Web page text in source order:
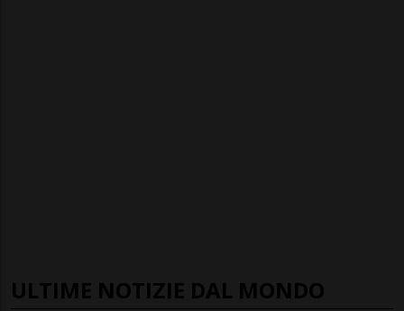
ULTIME NOTIZIE DAL MONDO